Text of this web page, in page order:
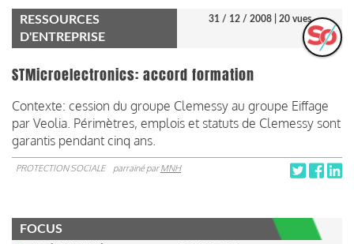
RESSOURCES
D'ENTREPRISE
31 / 12 / 2008 | 20 vues
STMicroelectronics: accord formation
Contexte: cession du groupe Clemessy au groupe Eiffage
par Veolia. Périmètres, emplois et statuts de Clemessy sont
garantis pendant cinq ans.
PROTECTION SOCIALE parrainé parMNH
FOCUS